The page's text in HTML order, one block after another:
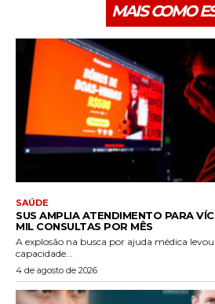
MAIS COMO
SAÚDE
SUS AMPLIA ATENDIMENTO PARA
MIL CONSULTAS POR MÊS
A explosão na busca por ajuda médica
capacidade...
4 de agosto de 2026